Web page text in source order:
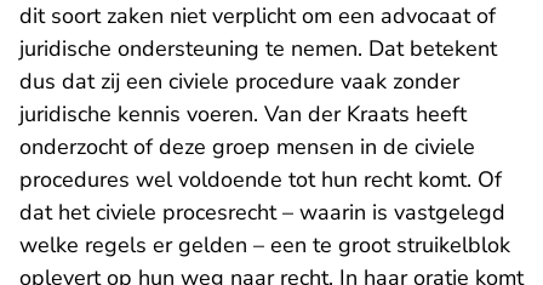
dit soort zaken niet verplicht om een advocaat of
juridische ondersteuning te nemen. Dat betekent
dus dat zij een civiele procedure vaak zonder
juridische kennis voeren. Van der Kraats heeft
onderzocht of deze groep mensen in de civiele
procedures wel voldoende tot hun recht komt. Of
dat het civiele procesrecht – waarin is vastgelegd
welke regels er gelden – een te groot struikelblok
oplevert op hun weg naar recht. In haar oratie komt